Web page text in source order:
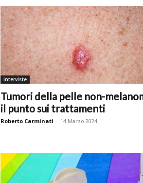
Interviste
Tumori della pelle non-
il punto sui trattamenti
Roberto Carminati - 14 Marzo 2024